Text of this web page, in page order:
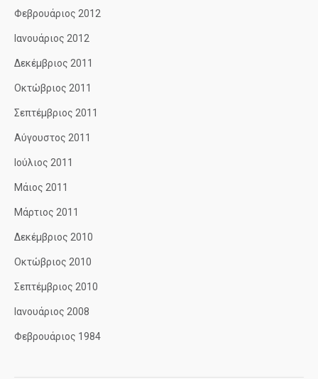
Φεβρουάριος 2012
Ιανουάριος 2012
Δεκέμβριος 2011
Οκτώβριος 2011
Σεπτέμβριος 2011
Αύγουστος 2011
Ιούλιος 2011
Μάιος 2011
Μάρτιος 2011
Δεκέμβριος 2010
Οκτώβριος 2010
Σεπτέμβριος 2010
Ιανουάριος 2008
Φεβρουάριος 1984